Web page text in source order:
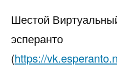
Шестой
эсперанто
(https://